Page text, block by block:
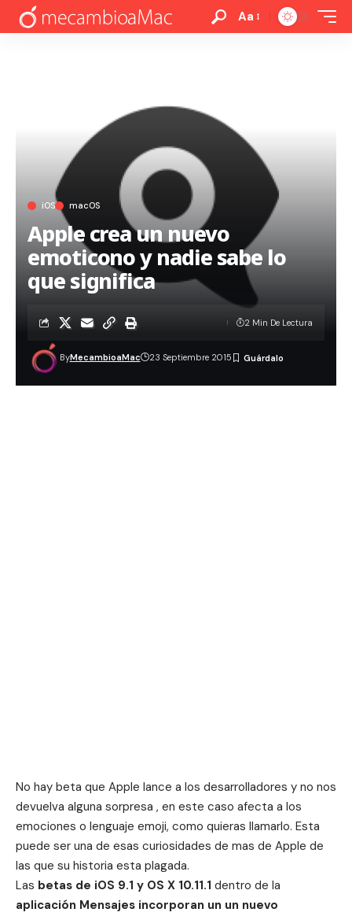
Aa
iOS macOS
Apple crea un nuevo
emoticono y nadie sabe lo
que significa
ByMecambioaMac 23 Septiembre 2015
2 Min De Lectura
No hay beta que Apple lance a los desarrolladores y no nos
devuelva alguna sorpresa , en este caso afecta a los
emociones o lenguaje emoji, como quieras llamarlo. Esta
puede ser una de esas curiosidades de mas de Apple de
las que su historia esta plagada.
Las betas de iOS 9.1 y OS X 10.11.1 dentro de la
aplicación Mensajes incorporan un un nuevo